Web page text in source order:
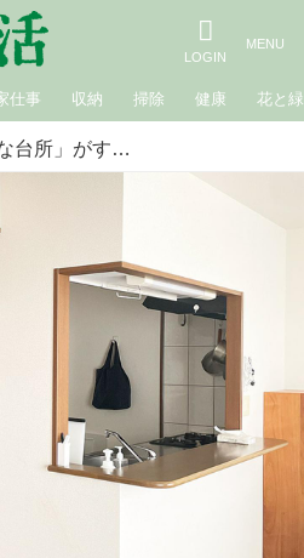
仕事 収納 掃除 健康 花と緑
1LDKの「小さな台所」がすっきり片づく“無印良品”アイテム3選。限られたスペースを使いやすく！もと汚部屋の整理収納アドバイザーおすすめの愛用品